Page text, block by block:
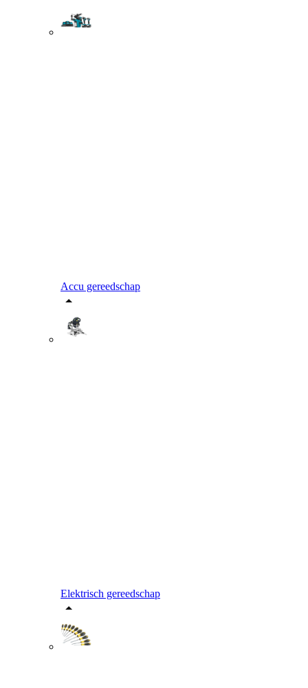
Accu gereedschap
Elektrisch gereedschap